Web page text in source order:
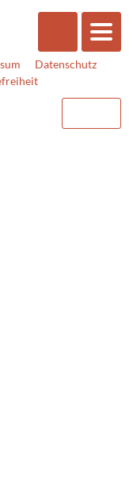
Datenschutz